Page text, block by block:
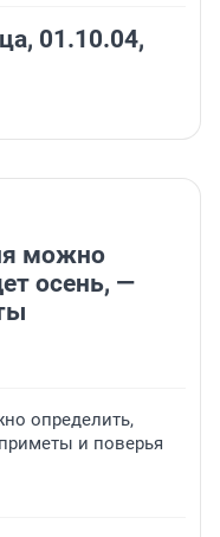
01.10.04,
можно
осень, —
определить,
и поверья